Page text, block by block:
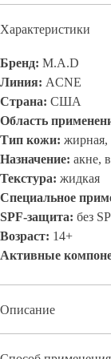
Характеристики
Бренд: M.A.D
Линия: АCNE
Страна: США
Область
Тип кожи: жирная,
Назначение: акне,
Текстура: жидкая
Специальное
SPF-защита: без
Возраст: 14+
Активные
Описание